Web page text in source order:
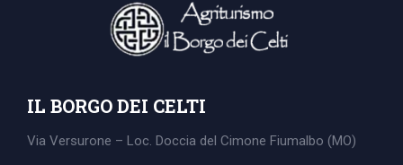
IL BORGO DEI CELTI
Via Versurone – Loc. Doccia del Cimone Fiumalbo (MO)